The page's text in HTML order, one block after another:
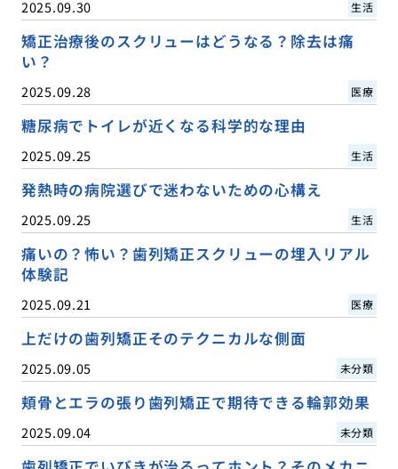
2025.09.30 生活
矯正治療後のスクリューはどうなる？除去は痛
い？
2025.09.28 医療
糖尿病でトイレが近くなる科学的な理由
2025.09.25 生活
発熱時の病院選びで迷わないための心構え
2025.09.25 生活
痛いの？怖い？歯列矯正スクリューの埋入リアル
体験記
2025.09.21 医療
上だけの歯列矯正そのテクニカルな側面
2025.09.05 未分類
頬骨とエラの張り歯列矯正で期待できる輪郭効果
2025.09.04 未分類